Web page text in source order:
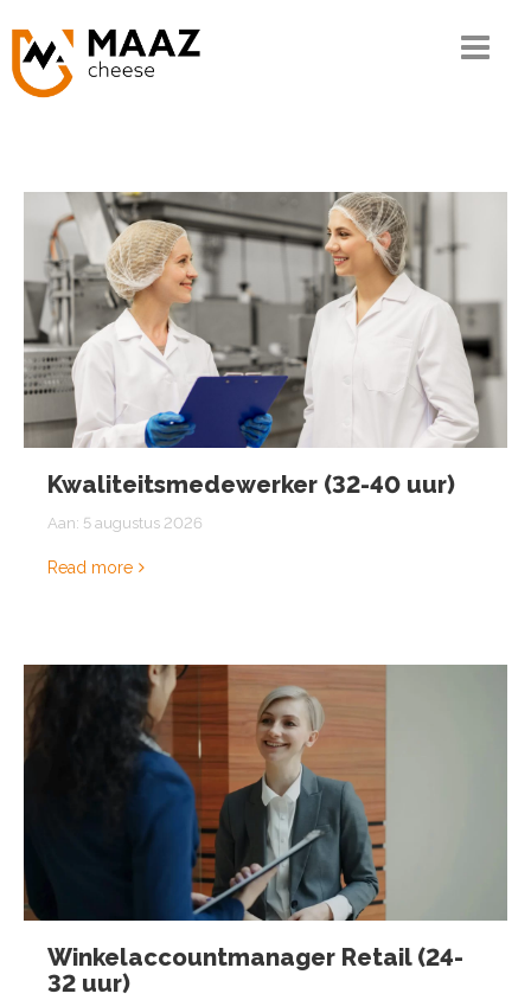
Onze kennis
De keten
Ons assortiment
Kwaliteit en MVO
Kwaliteitsmedewerker (32-40 uur)
Aan: 5 augustus 2026
Read more
Winkelaccountmanager Retail (24-
32 uur)